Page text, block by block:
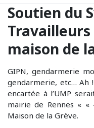
Soutien du
Travailleurs
maison de
GIPN, gendarmerie
gendarmerie, etc… Ah
encartée à l’UMP
mairie de Rennes « «
Maison de la Grève.